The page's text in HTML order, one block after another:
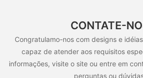
CONTATE-
Congratulamo-nos com designs e
capaz de atender aos requisitos
informações, visite o site ou entre em
perguntas ou